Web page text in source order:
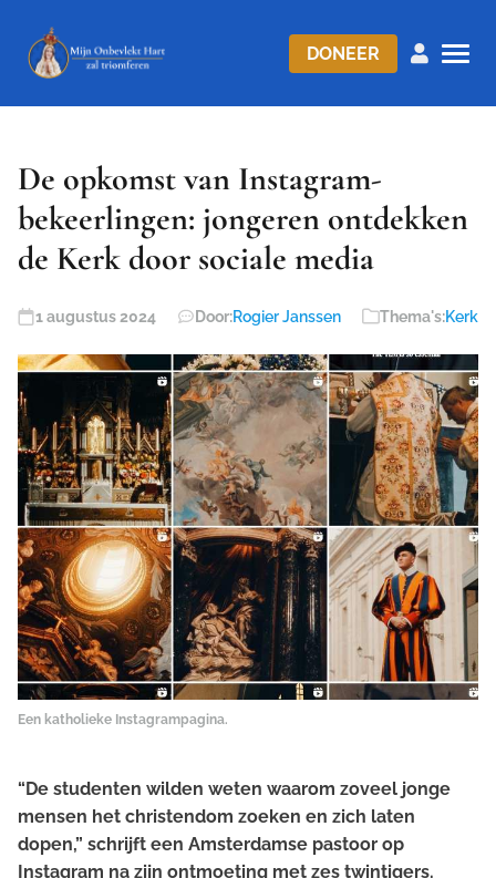
DONEER
De opkomst van Instagram-
bekeerlingen: jongeren ontdekken
de Kerk door sociale media
1 augustus 2024 Door:Rogier Janssen Thema's:Kerk
Een katholieke Instagrampagina.
“De studenten wilden weten waarom zoveel jonge
mensen het christendom zoeken en zich laten
dopen,” schrijft een Amsterdamse pastoor op
Instagram na zijn ontmoeting met zes twintigers.